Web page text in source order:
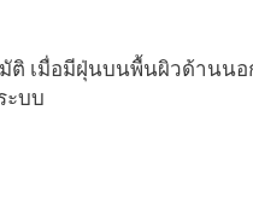
ติ เมื่อมีฝุ่นบนพื้นผิวด้านนอ
ะบบ